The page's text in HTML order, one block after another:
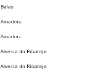
Belas
Amadora
Amadora
Alverca do Ribatejo
Alverca do Ribatejo